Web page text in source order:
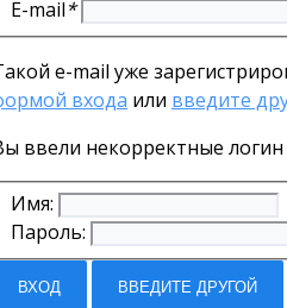
E-mail*
e-mail уже
входа или введите
ввели некорректные
Имя:
Пароль:
ВХОД ВВЕДИТЕ ДРУГОЙ